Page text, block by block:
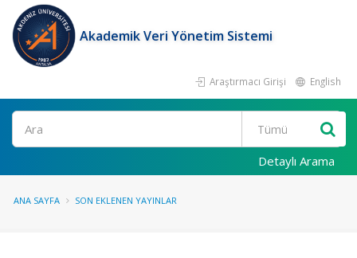
Akademik Veri Yönetim Sistemi
Araştırmacı Girişi English
Ara
Detaylı Arama
ANA SAYFA SON EKLENEN YAYINLAR